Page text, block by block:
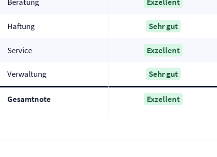
Haftung Sehr gut
Service Exzellent
Verwaltung Sehr gut
Gesamtnote Exzellent